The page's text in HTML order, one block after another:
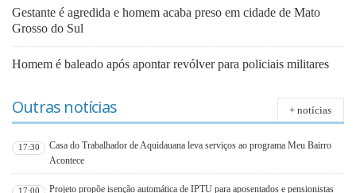
Gestante é agredida e homem acaba preso em cidade de Mato
Grosso do Sul
Homem é baleado após apontar revólver para policiais militares
Outras notícias + notícias
17:30
Casa do Trabalhador de Aquidauana leva serviços ao programa Meu Bairro
Acontece
17:00 Projeto propõe isenção automática de IPTU para aposentados e pensionistas